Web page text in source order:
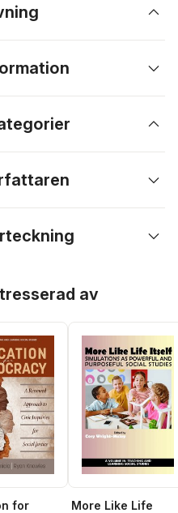
av
for
More Like Life